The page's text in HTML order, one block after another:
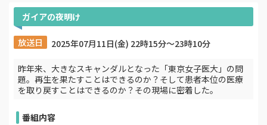
ガイアの夜明け
放送日 2025年07月11日(金) 22時15分〜23時10分
昨年来、大きなスキャンダルとなった「東京女子医大」の問
題。再生を果たすことはできるのか？そして患者本位の医療
を取り戻すことはできるのか？その現場に密着した。
番組内容